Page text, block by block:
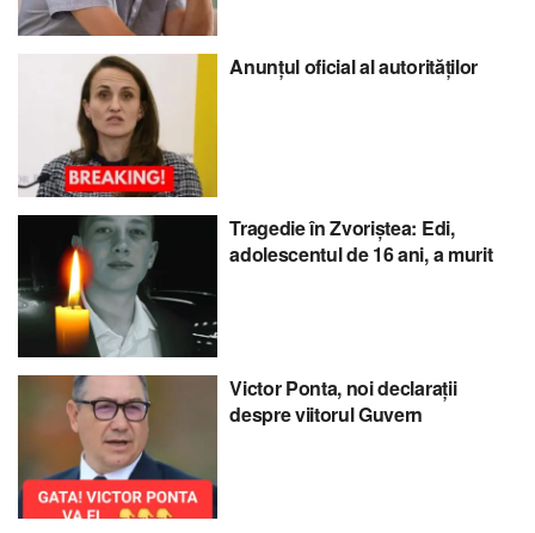
Anunțul oficial al autorităților
Tragedie în Zvoriștea: Edi,
adolescentul de 16 ani, a murit
Victor Ponta, noi declarații
despre viitorul Guvern